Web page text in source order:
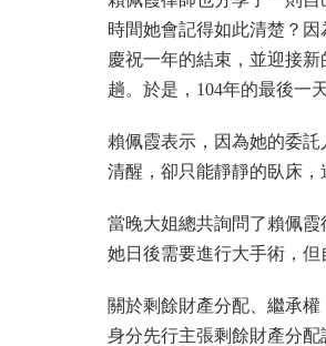
時間她會記得如此清楚？
慶祝一年的結束，並迎接
趟。於是，104年的最後一
賴佩霞表示，因為她的委
清醒，卻只能靜靜的臥床
當晚大姐總共詢問了賴佩
她日後需要進行大手術，
關於剩餘財產分配、繼承
身分先行主張剩餘財產分配